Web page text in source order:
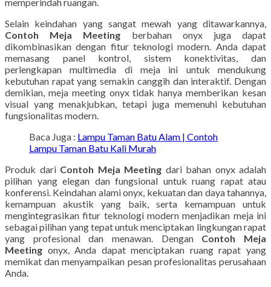
Selain keindahan yang sangat mewah yang ditawarkannya,
Contoh Meja Meeting berbahan onyx juga dapat
dikombinasikan dengan fitur teknologi modern. Anda dapat
memasang panel kontrol, sistem konektivitas, dan
perlengkapan multimedia di meja ini untuk mendukung
kebutuhan rapat yang semakin canggih dan interaktif. Dengan
demikian, meja meeting onyx tidak hanya memberikan kesan
visual yang menakjubkan, tetapi juga memenuhi kebutuhan
fungsionalitas modern.
Baca Juga : Lampu Taman Batu Alam | Contoh
Lampu Taman Batu Kali Murah
Produk dariContoh Meja Meeting dari bahan onyx adalah
pilihan yang elegan dan fungsional untuk ruang rapat atau
konferensi. Keindahan alami onyx, kekuatan dan daya tahannya,
kemampuan akustik yang baik, serta kemampuan untuk
mengintegrasikan fitur teknologi modern menjadikan meja ini
sebagai pilihan yang tepat untuk menciptakan lingkungan rapat
yang profesional dan menawan. Dengan Contoh Meja
Meeting onyx, Anda dapat menciptakan ruang rapat yang
memikat dan menyampaikan pesan profesionalitas perusahaan
Anda.